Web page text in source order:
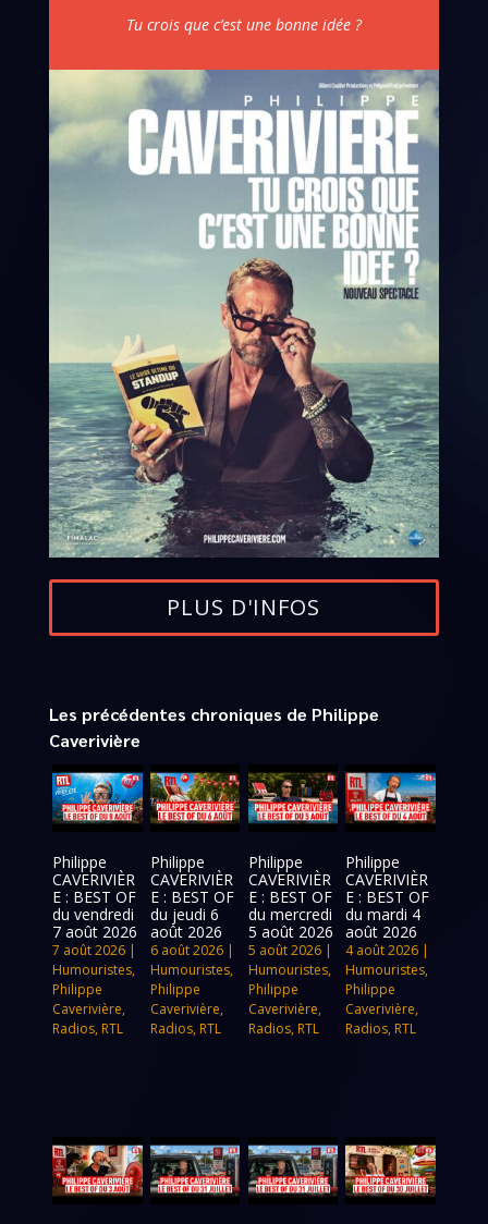
Tu crois que c’est une bonne idée ?
PLUS D'INFOS
Les précédentes chroniques de Philippe
Caverivière
Philippe
CAVERIVIÈR
E : BEST OF
du vendredi
7 août 2026
7 août 2026 |
Humouristes,
Philippe
Caverivière,
Radios, RTL
Philippe
CAVERIVIÈR
E : BEST OF
du jeudi 6
août 2026
6 août 2026|
Humouristes,
Philippe
Caverivière,
Radios, RTL
Philippe
CAVERIVIÈR
E : BEST OF
du mercredi
5 août 2026
5 août 2026|
Humouristes,
Philippe
Caverivière,
Radios, RTL
Philippe
CAVERIVIÈR
E : BEST OF
du mardi 4
août 2026
4 août 2026 |
Humouristes,
Philippe
Caverivière,
Radios, RTL